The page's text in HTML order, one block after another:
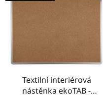
Textilní interiérová
nástěnka ekoTAB -